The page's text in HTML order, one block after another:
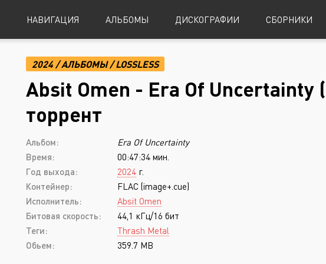
НАВИГАЦИЯ
Alternative Rock
Indie Rock
Industrial Metal
Metalcore
Nu-Metal
Post-Hardcore
Punk Rock
Black Metal
Progressive Metal
АЛЬБОМЫ ДИСКОГРАФИИ СБОРНИКИ
2024/АЛЬБОМЫ/LOSSLESS
Absit Omen - Era Of Uncertainty
торрент
Альбом:
Era Of Uncertainty
Время:
00:47:34 мин.
Год выхода:
2024 г.
Контейнер:
FLAC (image+.cue)
Исполнитель:
Absit Omen
Битовая скорость:
44,1 кГц/16 бит
Теги:
Thrash Metal
Обьем:
359.7 MB